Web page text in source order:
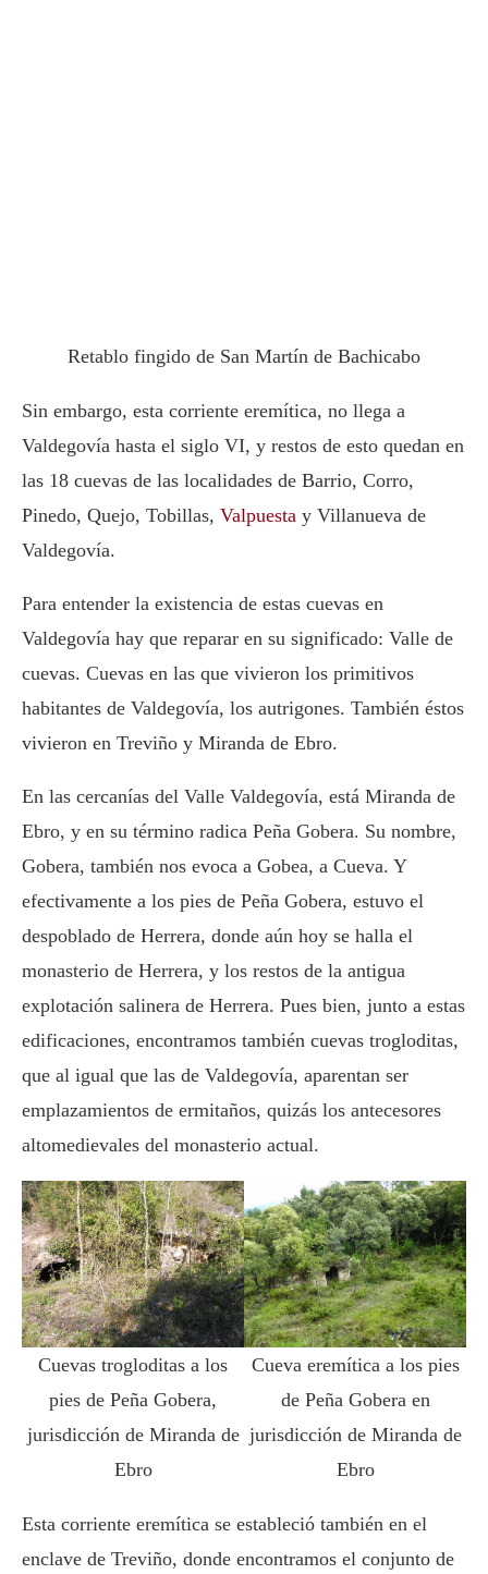
Retablo fingido de San Martín de Bachicabo
Sin embargo, esta corriente eremítica, no llega a
Valdegovía hasta el siglo VI, y restos de esto quedan en
las 18 cuevas de las localidades de Barrio, Corro,
Pinedo, Quejo, Tobillas, Valpuesta y Villanueva de
Valdegovía.
Para entender la existencia de estas cuevas en
Valdegovía hay que reparar en su significado: Valle de
cuevas. Cuevas en las que vivieron los primitivos
habitantes de Valdegovía, los autrigones. También éstos
vivieron en Treviño y Miranda de Ebro.
En las cercanías del Valle Valdegovía, está Miranda de
Ebro, y en su término radica Peña Gobera. Su nombre,
Gobera, también nos evoca a Gobea, a Cueva. Y
efectivamente a los pies de Peña Gobera, estuvo el
despoblado de Herrera, donde aún hoy se halla el
monasterio de Herrera, y los restos de la antigua
explotación salinera de Herrera. Pues bien, junto a estas
edificaciones, encontramos también cuevas trogloditas,
que al igual que las de Valdegovía, aparentan ser
emplazamientos de ermitaños, quizás los antecesores
altomedievales del monasterio actual.
Cuevas trogloditas a los
pies de Peña Gobera,
jurisdicción de Miranda de
Ebro
Cueva eremítica a los pies
de Peña Gobera en
jurisdicción de Miranda de
Ebro
Esta corriente eremítica se estableció también en el
enclave de Treviño, donde encontramos el conjunto de